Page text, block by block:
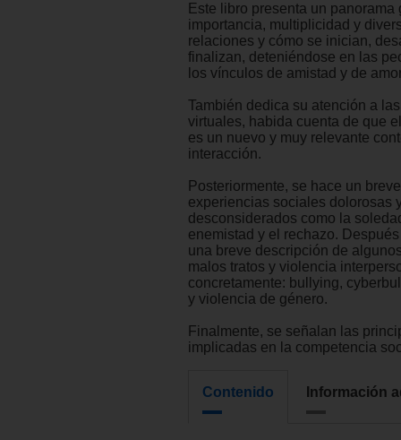
Este libro presenta un panorama
importancia, multiplicidad y
relaciones y cómo se inician,
finalizan, deteniéndose en las
los vínculos de amistad y de
También dedica su atención a
virtuales, habida cuenta de que
es un nuevo y muy relevante
interacción.
Posteriormente, se hace un
experiencias sociales dolorosas
desconsiderados como la
enemistad y el rechazo.
una breve descripción de
malos tratos y violencia
concretamente: bullying,
y violencia de género.
Finalmente, se señalan las
implicadas en la competencia
Contenido Información